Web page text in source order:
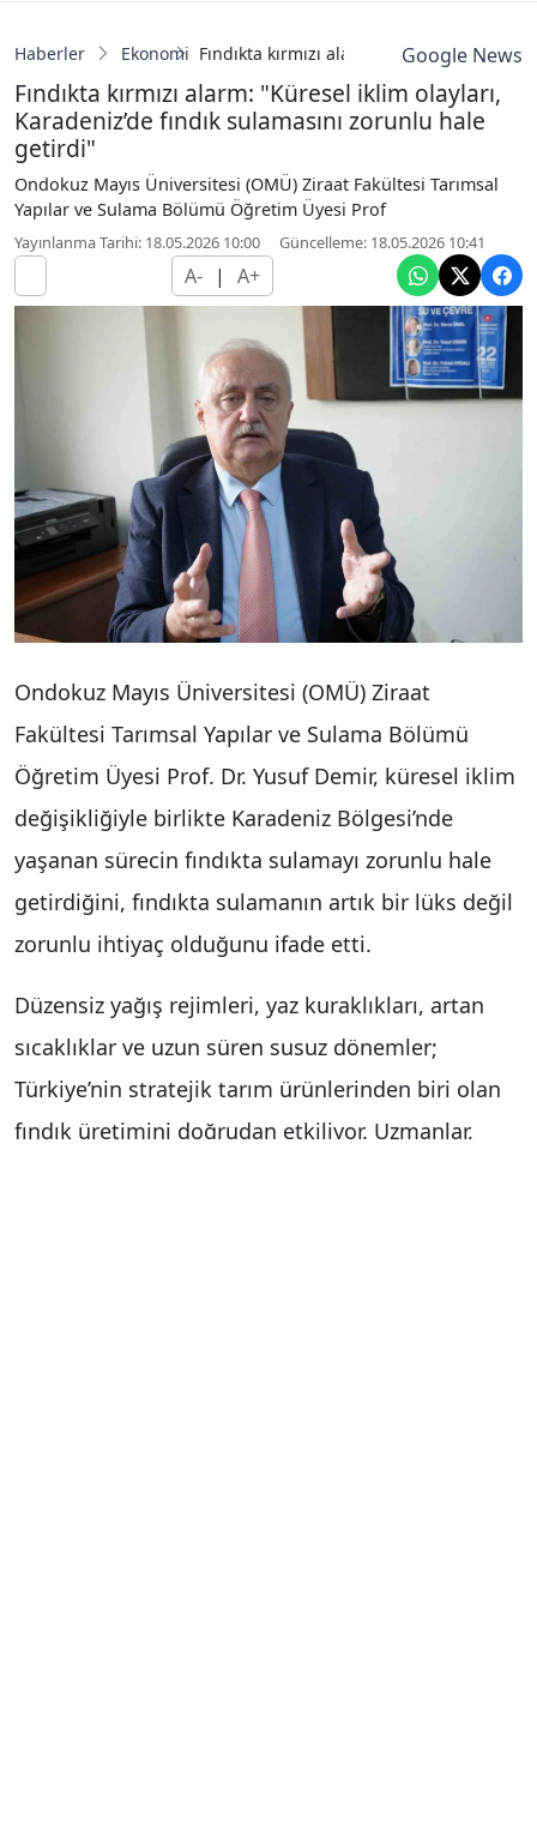
Haberler Ekonomi Fındıkta kırmızı alarm: "Küresel iklim
Google News
Fındıkta kırmızı alarm: "Küresel iklim olayları,
Karadeniz’de fındık sulamasını zorunlu hale
getirdi"
Ondokuz Mayıs Üniversitesi (OMÜ) Ziraat Fakültesi Tarımsal
Yapılar ve Sulama Bölümü Öğretim Üyesi Prof
Yayınlanma Tarihi: 18.05.2026 10:00 Güncelleme: 18.05.2026 10:41
A- | A+
Ondokuz Mayıs Üniversitesi (OMÜ) Ziraat
Fakültesi Tarımsal Yapılar ve Sulama Bölümü
Öğretim Üyesi Prof. Dr. Yusuf Demir, küresel iklim
değişikliğiyle birlikte Karadeniz Bölgesi’nde
yaşanan sürecin fındıkta sulamayı zorunlu hale
getirdiğini, fındıkta sulamanın artık bir lüks değil
zorunlu ihtiyaç olduğunu ifade etti.
Düzensiz yağış rejimleri, yaz kuraklıkları, artan
sıcaklıklar ve uzun süren susuz dönemler;
Türkiye’nin stratejik tarım ürünlerinden biri olan
fındık üretimini doğrudan etkiliyor. Uzmanlar,